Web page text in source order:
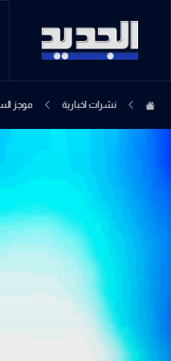
نشرات اخبارية موجز